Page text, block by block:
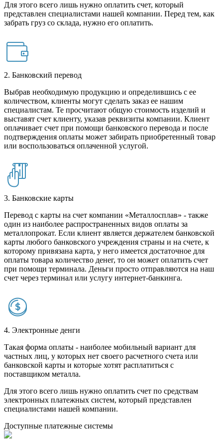
Для этого всего лишь нужно оплатить счет, который
представлен специалистами нашей компании. Перед тем, как
забрать груз со склада, нужно его оплатить.
2. Банковский перевод
Выбрав необходимую продукцию и определившись с ее
количеством, клиенты могут сделать заказ ее нашим
специалистам. Те просчитают общую стоимость изделий и
выставят счет клиенту, указав реквизиты компании. Клиент
оплачивает счет при помощи банковского перевода и после
подтверждения оплаты может забирать приобретенный товар
или воспользоваться оплаченной услугой.
3. Банковские карты
Перевод с карты на счет компании «Металлосплав» - также
один из наиболее распространенных видов оплаты за
металлопрокат. Если клиент является держателем банковской
карты любого банковского учреждения страны и на счете, к
которому привязана карта, у него имеется достаточное для
оплаты товара количество денег, то он может оплатить счет
при помощи терминала. Деньги просто отправляются на наш
счет через терминал или услугу интернет-банкинга.
4. Электронные денги
Такая форма оплаты - наиболее мобильный вариант для
частных лиц, у которых нет своего расчетного счета или
банковской карты и которые хотят расплатиться с
поставщиком металла.
Для этого всего лишь нужно оплатить счет по средствам
электронных платежных систем, который представлен
специалистами нашей компании.
Доступные платежные системы